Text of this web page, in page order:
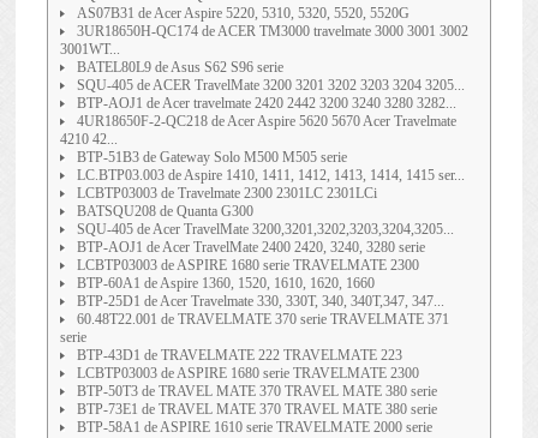
AS07B31 de Acer Aspire 5220, 5310, 5320, 5520, 5520G
3UR18650H-QC174 de ACER TM3000 travelmate 3000 3001 3002
3001WT...
BATEL80L9 de Asus S62 S96 serie
SQU-405 de ACER TravelMate 3200 3201 3202 3203 3204 3205...
BTP-AOJ1 de Acer travelmate 2420 2442 3200 3240 3280 3282...
4UR18650F-2-QC218 de Acer Aspire 5620 5670 Acer Travelmate
4210 42...
BTP-51B3 de Gateway Solo M500 M505 serie
LC.BTP03.003 de Aspire 1410, 1411, 1412, 1413, 1414, 1415 ser...
LCBTP03003 de Travelmate 2300 2301LC 2301LCi
BATSQU208 de Quanta G300
SQU-405 de Acer TravelMate 3200,3201,3202,3203,3204,3205...
BTP-AOJ1 de Acer TravelMate 2400 2420, 3240, 3280 serie
LCBTP03003 de ASPIRE 1680 serie TRAVELMATE 2300
BTP-60A1 de Aspire 1360, 1520, 1610, 1620, 1660
BTP-25D1 de Acer Travelmate 330, 330T, 340, 340T,347, 347...
60.48T22.001 de TRAVELMATE 370 serie TRAVELMATE 371
serie
BTP-43D1 de TRAVELMATE 222 TRAVELMATE 223
LCBTP03003 de ASPIRE 1680 serie TRAVELMATE 2300
BTP-50T3 de TRAVEL MATE 370 TRAVEL MATE 380 serie
BTP-73E1 de TRAVEL MATE 370 TRAVEL MATE 380 serie
BTP-58A1 de ASPIRE 1610 serie TRAVELMATE 2000 serie